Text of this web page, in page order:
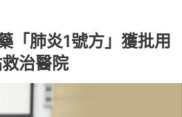
「肺炎1號方」獲批用
治醫院